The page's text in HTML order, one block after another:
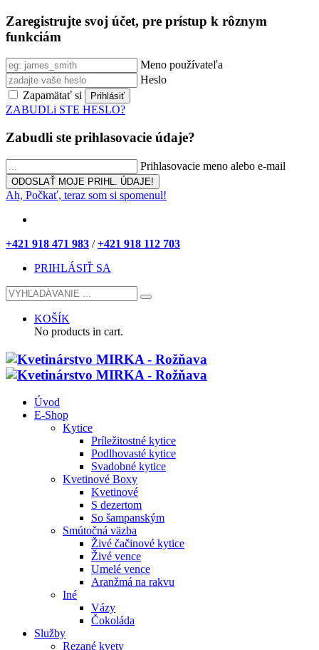
Zaregistrujte svoj účet, pre prístup k rôznym
funkciám
Meno používateľa
Heslo
Zapamätať si
ZABUDLi STE HESLO?
Zabudli ste prihlasovacie údaje?
Prihlasovacie meno alebo e-mail
Ah, Počkať, teraz som si spomenul!
+421 918 471 983 /+421 918 112 703
PRIHLÁSIŤ SA
KOŠÍK
No products in cart.
Úvod
E-Shop
Kytice
Príležitostné kytice
Podlhovasté kytice
Svadobné kytice
Kvetinové Boxy
Kvetinové
S dezertom
So šampanským
Smútočná väzba
Živé čačinové kytice
Živé vence
Umelé vence
Aranžmá na rakvu
Iné
Vázy
Čokoláda
Služby
Rezané kvety